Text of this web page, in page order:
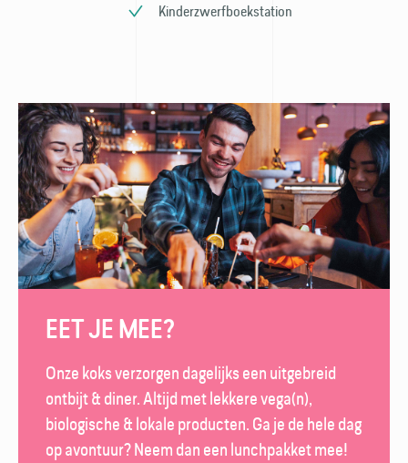
Kinder­zwerfboek­station
EET JE MEE?
Onze koks verzorgen dagelijks een uitgebreid
ontbijt & diner. Altijd met lekkere vega(n),
biologische & lokale producten. Ga je de hele dag
op avontuur? Neem dan een lunch­pakket mee!